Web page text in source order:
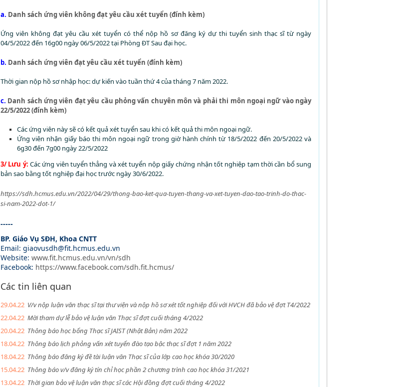
a. Danh sách ứng viên không đạt yêu cầu xét tuyển (đính kèm)
Ứng viên không đạt yêu cầu xét tuyển có thể nộp hồ sơ đăng ký dự thi tuyển sinh thạc sĩ từ ngày
04/5/2022 đến 16g00 ngày 06/5/2022 tại Phòng ĐT Sau đại học.
b. Danh sách ứng viên đạt yêu cầu xét tuyển (đính kèm)
Thời gian nộp hồ sơ nhập học: dự kiến vào tuần thứ 4 của tháng 7 năm 2022.
c. Danh sách ứng viên đạt yêu cầu phỏng vấn chuyên môn và phải thi môn ngoại ngữ vào ngày
22/5/2022 (đính kèm)
Các ứng viên này sẽ có kết quả xét tuyển sau khi có kết quả thi môn ngoại ngữ.
Ứng viên nhận giấy báo thi môn ngoại ngữ trong giờ hành chính từ 18/5/2022 đến 20/5/2022 và
6g30 đến 7g00 ngày 22/5/2022
3/ Lưu ý: Các ứng viên tuyển thẳng và xét tuyển nộp giấy chứng nhận tốt nghiệp tạm thời cần bổ sung
bản sao bằng tốt nghiệp đại học trước ngày 30/6/2022.
https://sdh.hcmus.edu.vn/2022/04/29/thong-bao-ket-qua-tuyen-thang-va-xet-tuyen-dao-tao-trinh-do-thac-
si-nam-2022-dot-1/
-----
BP. Giáo Vụ SĐH, Khoa CNTT
Email: giaovusdh@fit.hcmus.edu.vn
Website: www.fit.hcmus.edu.vn/vn/sdh
Facebook: https://www.facebook.com/sdh.fit.hcmus/
Các tin liên quan
29.04.22 V/v nộp luận văn thạc sĩ tại thư viện và nộp hồ sơ xét tốt nghiệp đối với HVCH đã bảo vệ đợt T4/2022
22.04.22 Mời tham dự lễ bảo vệ luận văn Thạc sĩ đợt cuối tháng 4/2022
20.04.22 Thông báo học bổng Thạc sĩ JAIST (Nhật Bản) năm 2022
18.04.22 Thông báo lịch phỏng vấn xét tuyển đào tạo bậc thạc sĩ đợt 1 năm 2022
18.04.22 Thông báo đăng ký đề tài luận văn Thạc sĩ của lớp cao học khóa 30/2020
15.04.22 Thông báo v/v đăng ký tín chỉ học phần 2 chương trình cao học khóa 31/2021
13.04.22 Thời gian bảo vệ luận văn thạc sĩ các Hội đồng đợt cuối tháng 4/2022